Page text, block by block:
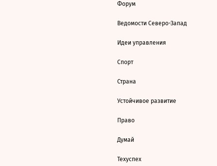
Форум
Ведомости Северо-Запад
Идеи управления
Спорт
Страна
Устойчивое развитие
Право
Думай
Техуспех